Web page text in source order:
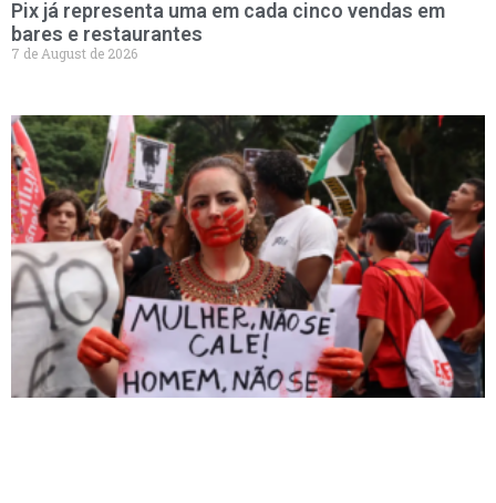
Pix já representa uma em cada cinco vendas em
bares e restaurantes
7 de August de 2026